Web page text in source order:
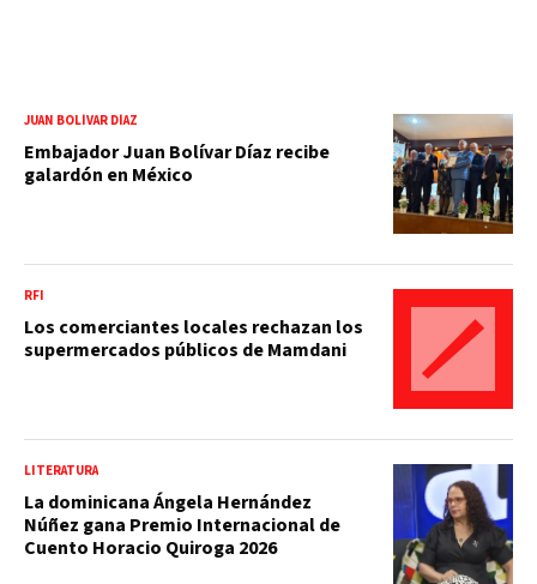
JUAN BOLÍVAR DÍAZ
Embajador Juan Bolívar Díaz recibe
galardón en México
RFI
Los comerciantes locales rechazan los
supermercados públicos de Mamdani
LITERATURA
La dominicana Ángela Hernández
Núñez gana Premio Internacional de
Cuento Horacio Quiroga 2026